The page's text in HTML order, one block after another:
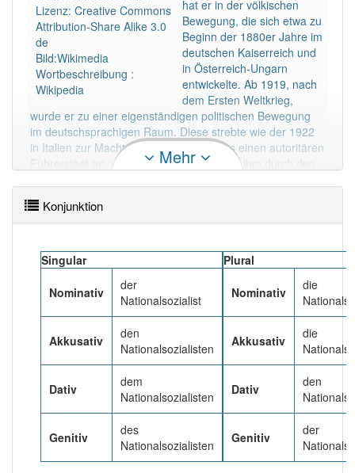
Wörter mit Endung-nationalsozialist: 1
Wörter mit Endung -nationalsozialistaber mit einem
anderen Artikel
90% unserer Spielapp-Nutzer haben den Artikel
korrekt erraten.
Lizenz: Creative Commons
Attribution-Share Alike 3.0
de
Bild:Wikimedia
Wortbeschreibung :
Wikipedia
hat er in der völkischen
Bewegung, die sich etwa zu
Beginn der 1880er Jahre im
deutschen Kaiserreich und
in Österreich-Ungarn
entwickelte. Ab 1919, nach
dem Ersten Weltkrieg,
wurde er zu einer eigenständigen politischen Bewegung
im deutschsprachigen Raum. Diese strebte wie der 1922
in Italien zur Macht gelangte Faschismus einen autoritären
Führerstaat an, unterschied sich aber von ihm durch den
extremen Antisemitismus. Mehr lesen
Mehr
Konjunktion
Singular
Nominativ
der
Nationalsozialist
Akkusativ
den
Nationalsozialisten
Dativ
dem
Nationalsozialisten
Genitiv
des
Nationalsozialisten
Plural
Nominativ
die
Akkusativ
die
Dativ
den
Genitiv
der